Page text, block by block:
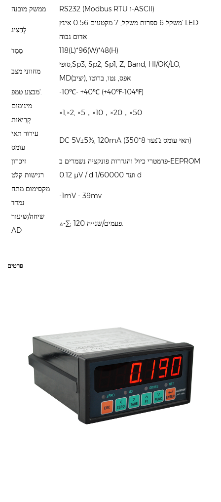
ממשק מובנה
RS232 (Modbus RTU ו-ASCII)
לְהַצִיג
משקל 6 ספרות משקל; 7 מקטעים 0.56 אינץ' LED
אדום גבוה
מֵמַד
118(L)*96(W)*48(H)
מחווני מצב
סופי,Sp3, Sp2, Sp1, Z, Band, HI/OK/LO,
MD(יציב), אפס, נטו, ברוטו
מבצע טמפ'.
-10℃- +40℃ (+40℉-104℉)
מינימום
קְרִיאוּת
×1,×2, ×5，×10，×20，×50
עירור תאי
עומס
DC 5V±5%, 120mA (עד 8*350Ω תאי עומס)
זיכרון
פרמטרי כיול והגדרות פונקציה נשמרים ב-EEPROM
רגישות קלט
0.12 μV / d ועד 1/60000 d
מקסימום מתח
נמדד
-1mV - 39mv
שיחה/שיעור
AD
△-∑; 120 פעמים/שנייה.
פרטים